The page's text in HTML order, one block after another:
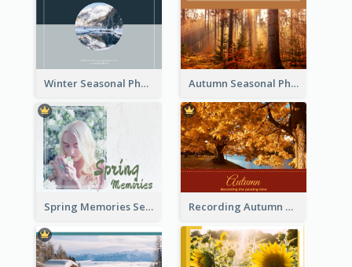
Winter Seasonal Photo Book Autumn Seasonal Photo Book
Spring Memories Seasonal Photo Book Recording Autumn Seasonal Photo Book